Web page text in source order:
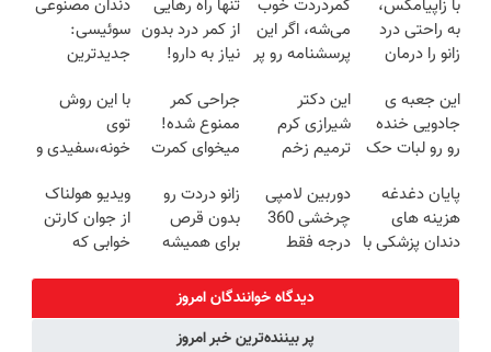
با زاپیامکس،
به راحتی درد
زانو را درمان
کمردردت خوب
می‌شه، اگر این
پرسشنامه رو پر
تنها راه رهایی
از کمر درد بدون
نیاز به دارو!
دندان مصنوعی
سوئیسی:
جدیدترین
سبک و مقاوم |
پرداخت قسطی
این جعبه ی
جادویی خنده
رو رو لبات حک
خرید40%تخفیف
این دکتر
شیرازی کرم
ترمیم زخم
ساخت!!!
جراحی کمر
ممنوع شده!
میخوای کمرت
درمان کنی؟
((پرسش‌نامه))
با این روش
توی
خونه،سفیدی و
برگردون
(40%off)
پایان دغدغه
هزینه های
دندان پزشکی با
دوربین لامپی
چرخشی 360
درجه فقط
🔥 پرداخت
درب منزل
زانو دردت رو
بدون قرص
برای همیشه
اول،
پرسش‌نامه)
ویدیو هولناک
از جوان کارتن
خوابی که
دیدگاه خوانندگان امروز
پر بیننده‌ترین خبر امروز